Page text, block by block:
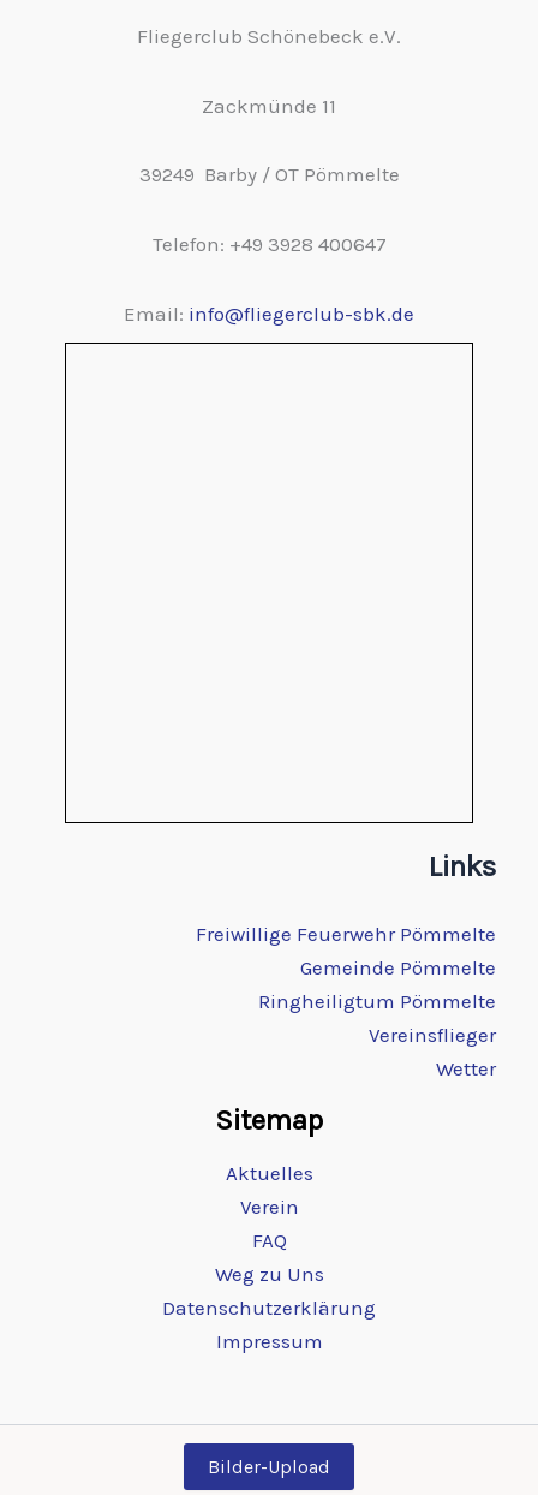
Fliegerclub Schönebeck e.V.
Zackmünde 11
39249 Barby / OT Pömmelte
Telefon: +49 3928 400647
Email: info@fliegerclub-sbk.de
Links
Freiwillige Feuerwehr Pömmelte
Gemeinde Pömmelte
Ringheiligtum Pömmelte
Vereinsflieger
Wetter
Sitemap
Aktuelles
Verein
FAQ
Weg zu Uns
Datenschutzerklärung
Impressum
Bilder-Upload